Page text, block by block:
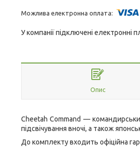
У компанії підключені
Опис
Cheetah Command —
підсвічування вночі, а також
До комплекту входить офіційна